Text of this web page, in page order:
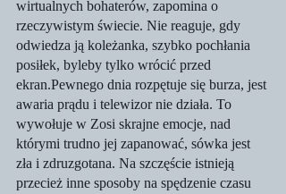
wirtualnych bohaterów, zapomina o
rzeczywistym świecie. Nie reaguje, gdy
odwiedza ją koleżanka, szybko pochłania
posiłek, byleby tylko wrócić przed
ekran.Pewnego dnia rozpętuje się burza, jest
awaria prądu i telewizor nie działa. To
wywołuje w Zosi skrajne emocje, nad
którymi trudno jej zapanować, sówka jest
zła i zdruzgotana. Na szczęście istnieją
przecież inne sposoby na spędzenie czasu